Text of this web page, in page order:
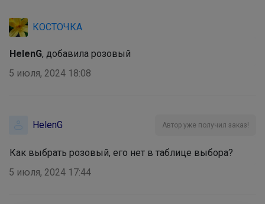
КОСТОЧКА
HelenG, добавила розовый
5 июля, 2024 18:08
HelenG Автор уже получил заказ!
Как выбрать розовый, его нет в таблице выбора?
5 июля, 2024 17:44
Брюнетка